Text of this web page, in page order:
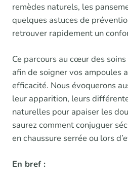
remèdes naturels, les
quelques astuces de
retrouver rapidement un
Ce parcours au cœur des
afin de soigner vos ampoules
efficacité. Nous évoquerons
leur apparition, leurs
naturelles pour apaiser les
saurez comment conjuguer
en chaussure serrée ou lors
En bref :